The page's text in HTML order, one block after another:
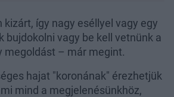
kizárt, így nagy eséllyel vagy egy
bujdokolni vagy be kell vetnünk a
megoldást – már megint.
hajat "koronának" érezhetjük
mind a megjelenésünkhöz,